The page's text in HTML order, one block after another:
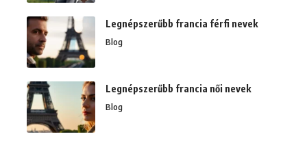
Legnépszerűbb francia férfi nevek
Blog
Legnépszerűbb francia női nevek
Blog